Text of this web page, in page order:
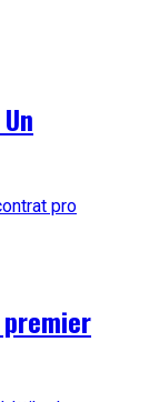
premier